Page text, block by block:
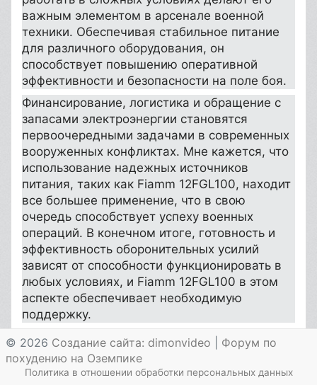
важным элементом в арсенале военной
техники. Обеспечивая стабильное питание
для различного оборудования, он
способствует повышению оперативной
эффективности и безопасности на поле боя.
Финансирование, логистика и обращение с
запасами электроэнергии становятся
первоочередными задачами в современных
вооруженных конфликтах. Мне кажется, что
использование надежных источников
питания, таких как Fiamm 12FGL100, находит
все большее применение, что в свою
очередь способствует успеху военных
операций. В конечном итоге, готовность и
эффективность оборонительных усилий
зависят от способности функционировать в
любых условиях, и Fiamm 12FGL100 в этом
аспекте обеспечивает необходимую
поддержку.
© 2026 Создание сайта: dimonvideo
Форум по
похудению на Оземпике
Политика в отношении обработки персональных данных